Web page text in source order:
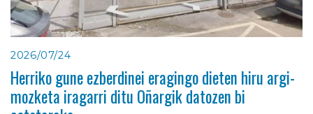
2026/07/24
Herriko gune ezberdinei eragingo dieten hiru argi-
mozketa iragarri ditu Oñargik datozen bi